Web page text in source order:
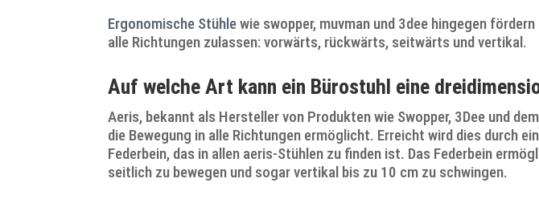
Ergonomische Stühlewie swopper, muvman und 3dee hingegen
alle Richtungen zulassen: vorwärts, rückwärts, seitwärts und vertikal.
Auf welche Art kann ein Bürostuhl eine
Aeris, bekannt als Hersteller von Produkten wie Swopper, 3Dee und
die Bewegung in alle Richtungen ermöglicht. Erreicht wird dies durch
Federbein, das in allen aeris-Stühlen zu finden ist. Das Federbein
seitlich zu bewegen und sogar vertikal bis zu 10 cm zu schwingen.